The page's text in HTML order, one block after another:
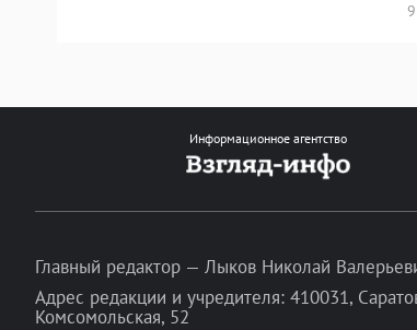
Информационное агентство
Главный редактор — Лыков Николай
Адрес редакции и учредителя: 410031,
Комсомольская, 52